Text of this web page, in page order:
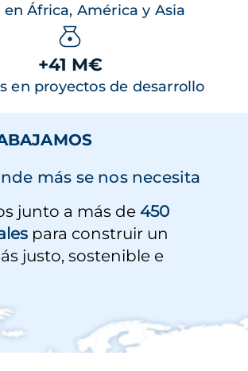
en África, América y Asia
+41 M€
en proyectos de desarrollo
más se nos necesita
junto a más de 450
para construir un
justo, sostenible e